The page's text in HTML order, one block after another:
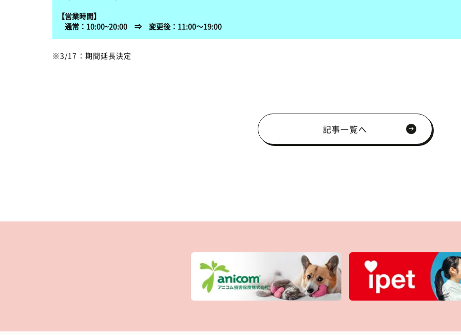
【営業時間】
通常：10:00~20:00 ⇒ 変更後：11:00～19:00
※3/17：期間延長決定
記事一覧へ